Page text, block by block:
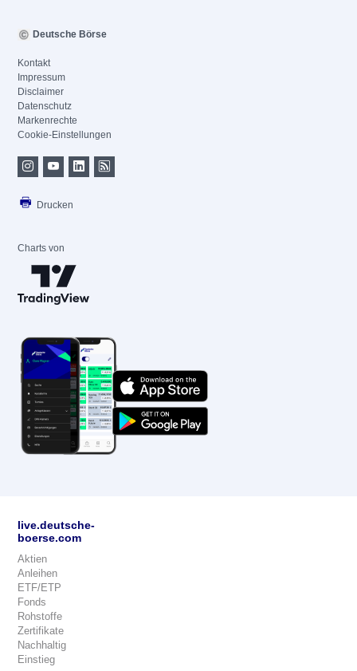
Deutsche Börse
Kontakt
Impressum
Disclaimer
Datenschutz
Markenrechte
Cookie-Einstellungen
Drucken
Charts von
live.deutsche-
boerse.com
Aktien
Anleihen
ETF/ETP
Fonds
Rohstoffe
Zertifikate
Nachhaltig
Einstieg